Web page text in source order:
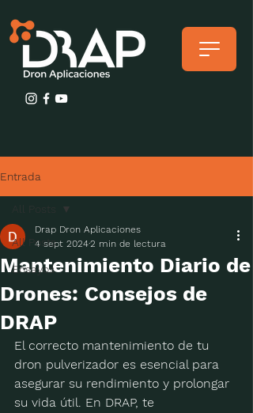
Entrada
All Posts
Ensayos
Mantenimiento Diario de
Drones: Consejos de
DRAP
Drap Dron Aplicaciones
4 sept 20242 min de lectura
El correcto mantenimiento de tu
dron pulverizador es esencial para
asegurar su rendimiento y prolongar
su vida útil. En DRAP, te